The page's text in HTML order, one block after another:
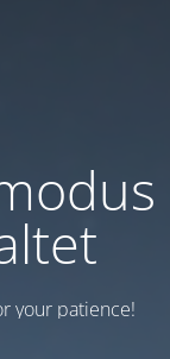
your patience!